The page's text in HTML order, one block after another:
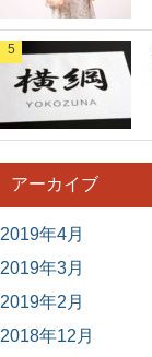
アーカイブ
2019年4月
2019年3月
2019年2月
2018年12月